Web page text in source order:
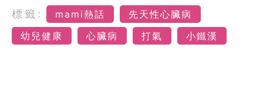
標籤: mami熱話
先天性心臟病
幼兒健康
心臟病 打氣 小鐵漢